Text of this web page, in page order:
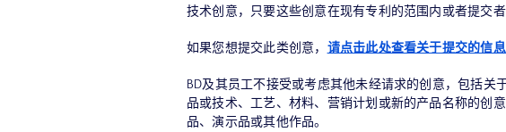
技术创意，只要这些创意在现有专利的范围内或者提交
如果您想提交此类创意， 请点击此处查看关于提交的信
BD及其员工不接受或考虑其他未经请求的创意，包括关
品或技术、工艺、材料、营销计划或新的产品名称的创
品、演示品或其他作品。